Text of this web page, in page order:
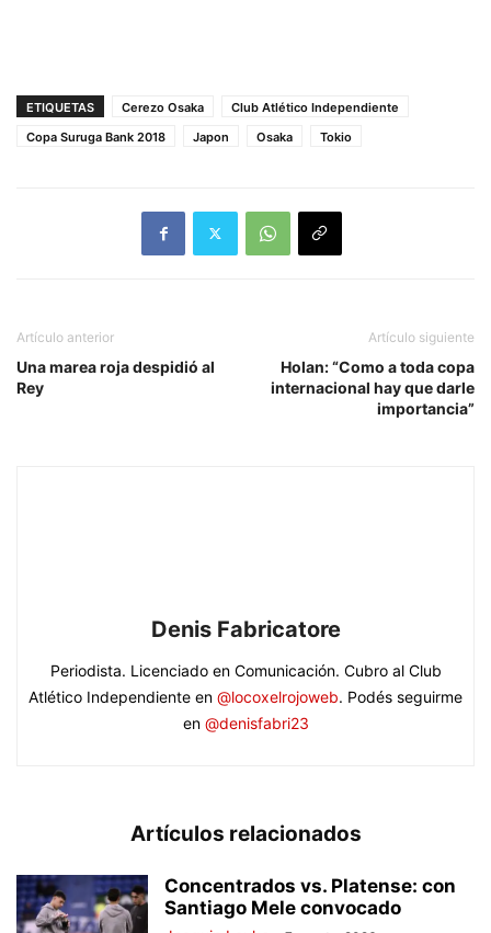
ETIQUETAS Cerezo Osaka
Club Atlético Independiente
Copa Suruga Bank 2018
Japon Osaka Tokio
Artículo anterior
Una marea roja despidió al
Rey
Artículo siguiente
Holan: “Como a toda copa
internacional hay que darle
importancia”
Denis Fabricatore
Periodista. Licenciado en Comunicación. Cubro al Club
Atlético Independiente en @locoxelrojoweb. Podés seguirme
en @denisfabri23
Artículos relacionados
Concentrados vs. Platense: con
Santiago Mele convocado